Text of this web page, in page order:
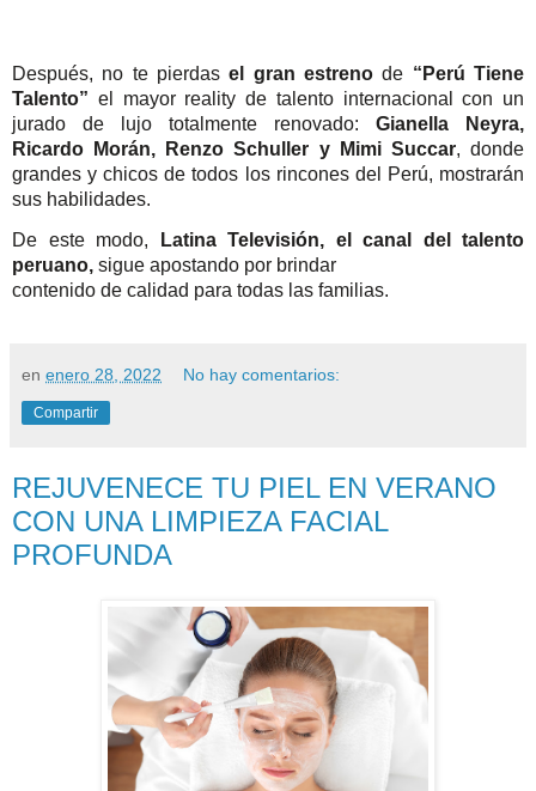
Después, no te pierdasel gran estreno de “Perú Tiene
Talento” el mayor reality de talento internacional con un
jurado de lujo totalmente renovado: Gianella Neyra,
Ricardo Morán, Renzo Schuller y Mimi Succar, donde
grandes y chicos de todos los rincones del Perú, mostrarán
sus habilidades.
De este modo,
Latina Televisión, el canal del talento
peruano, sigue apostando por brindar
contenido de calidad para todas las familias.
en enero 28, 2022 No hay comentarios:
Compartir
REJUVENECE TU PIEL EN VERANO
CON UNA LIMPIEZA FACIAL
PROFUNDA